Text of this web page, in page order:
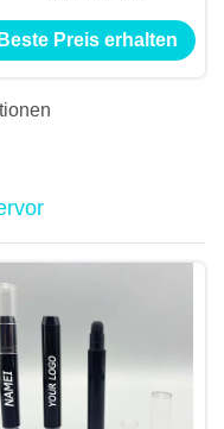
2 ml
Nährungs-Stift
Beste Preis erhalten